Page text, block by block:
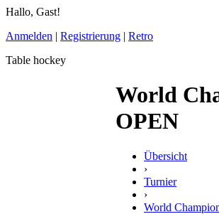
Hallo, Gast!
Anmelden | Registrierung | Retro
Table hockey
World
OPEN
Übersicht
›
Turnier
›
World